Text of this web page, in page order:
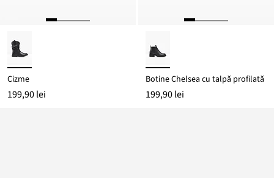
Cizme
199,90 lei
Botine Chelsea cu talpă profilată
199,90 lei